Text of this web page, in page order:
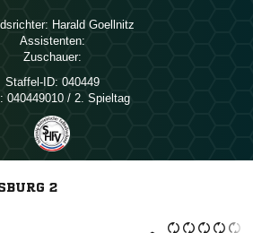
 
Assistenten:
Zuschauer:
Staffel-ID: 040449
040449010 / 2. Spieltag
2